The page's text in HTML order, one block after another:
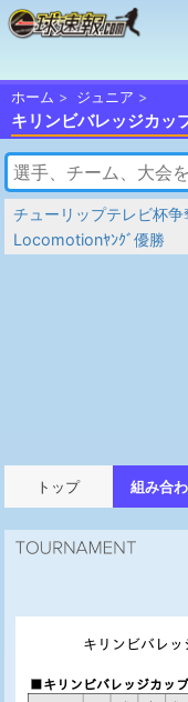
ホーム ジュニア
キリンビバレッジカッ
チューリップテレビ杯
Locomotionﾔﾝｸﾞ優勝
トップ 組み合